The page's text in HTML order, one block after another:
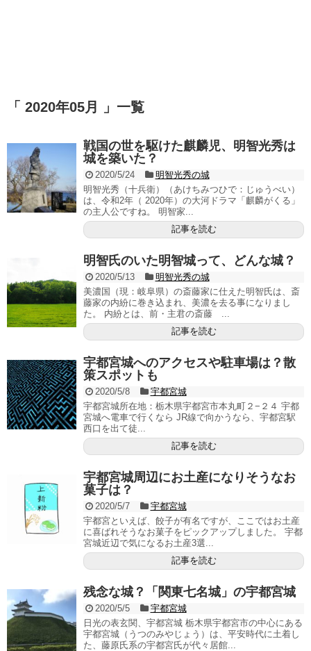
「 2020年05月 」一覧
戦国の世を駆けた麒麟児、明智光秀は
城を築いた？
2020/5/24
明智光秀の城
明智光秀（十兵衛）（あけちみつひで：じゅうべい）
は、令和2年（ 2020年）の大河ドラマ「麒麟がくる」
の主人公ですね。 明智家...
記事を読む
明智氏のいた明智城って、どんな城？
2020/5/13
明智光秀の城
美濃国（現：岐阜県）の斎藤家に仕えた明智氏は、斎
藤家の内紛に巻き込まれ、美濃を去る事になりまし
た。 内紛とは、前・主君の斎藤 ...
記事を読む
宇都宮城へのアクセスや駐車場は？散
策スポットも
2020/5/8
宇都宮城
宇都宮城所在地：栃木県宇都宮市本丸町２−２４ 宇都
宮城へ電車で行くなら JR線で向かうなら、宇都宮駅
西口を出て徒...
記事を読む
宇都宮城周辺にお土産になりそうなお
菓子は？
2020/5/7
宇都宮城
宇都宮といえば、餃子が有名ですが、ここではお土産
に喜ばれそうなお菓子をピックアップしました。 宇都
宮城近辺で気になるお土産3選...
記事を読む
残念な城？「関東七名城」の宇都宮城
2020/5/5
宇都宮城
日光の表玄関、宇都宮城 栃木県宇都宮市の中心にある
宇都宮城（うつのみやじょう）は、平安時代に土着し
た、藤原氏系の宇都宮氏が代々居館...